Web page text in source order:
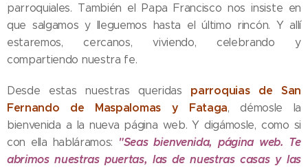
parroquiales. También el Papa Francisco nos insiste en
que salgamos y lleguemos hasta el último rincón. Y allí
estaremos, cercanos, viviendo, celebrando y
compartiendo nuestra fe.
Desde estas nuestras queridas parroquias de San
Fernando de Maspalomas y Fataga, démosle la
bienvenida a la nueva página web. Y digámosle, como si
con ella habláramos: "Seas bienvenida, página web. Te
abrimos nuestras puertas, las de nuestras casas y las